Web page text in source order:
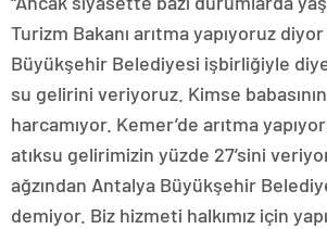
Turizm Bakanı arıtma yapıyoruz
Büyükşehir Belediyesi işbirliğiyle
su gelirini veriyoruz. Kimse babasının
harcamıyor. Kemer’de arıtma
atıksu gelirimizin yüzde 27’sini
ağzından Antalya Büyükşehir
demiyor. Biz hizmeti halkımız için